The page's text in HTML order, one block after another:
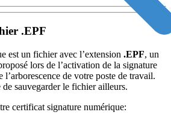
.EPF
est un fichier avec l’extension .EPF, un
lors de l’activation de la signature
de votre poste de travail.
sauvegarder le fichier ailleurs.
certificat signature numérique: